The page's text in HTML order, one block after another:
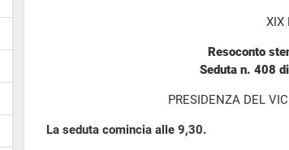
XIX
Resoconto
Seduta n. 408
PRESIDENZA DEL
La seduta comincia alle 9,30.